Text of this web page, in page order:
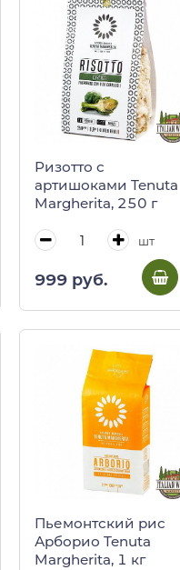
Ризотто с
артишоками Tenuta
Margherita, 250 г
шт
999 руб.
Пьемонтский рис
Арборио Tenuta
Margherita, 1 кг